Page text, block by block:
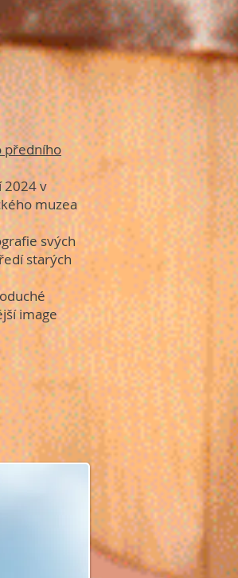
předního
2024 v
muzea
svých
starých
image